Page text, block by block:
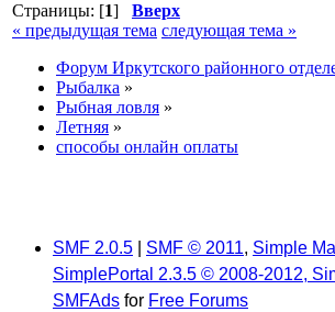
Страницы: [1] Вверх
« предыдущая тема следующая тема »
Форум Иркутского районного
Рыбалка »
Рыбная ловля »
Летняя »
способы онлайн оплаты
SMF 2.0.5 SMF © 2011, Simple
SimplePortal 2.3.5 © 2008-2012,
SMFAds for Free Forums